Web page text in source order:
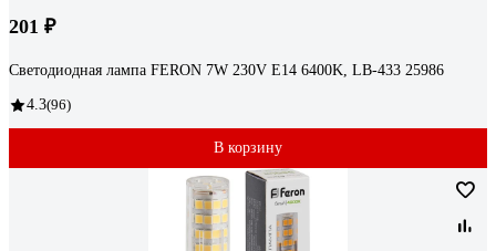
201 ₽
Светодиодная лампа FERON 7W 230V E14 6400K, LB-433 25986
4.3(96)
В корзину